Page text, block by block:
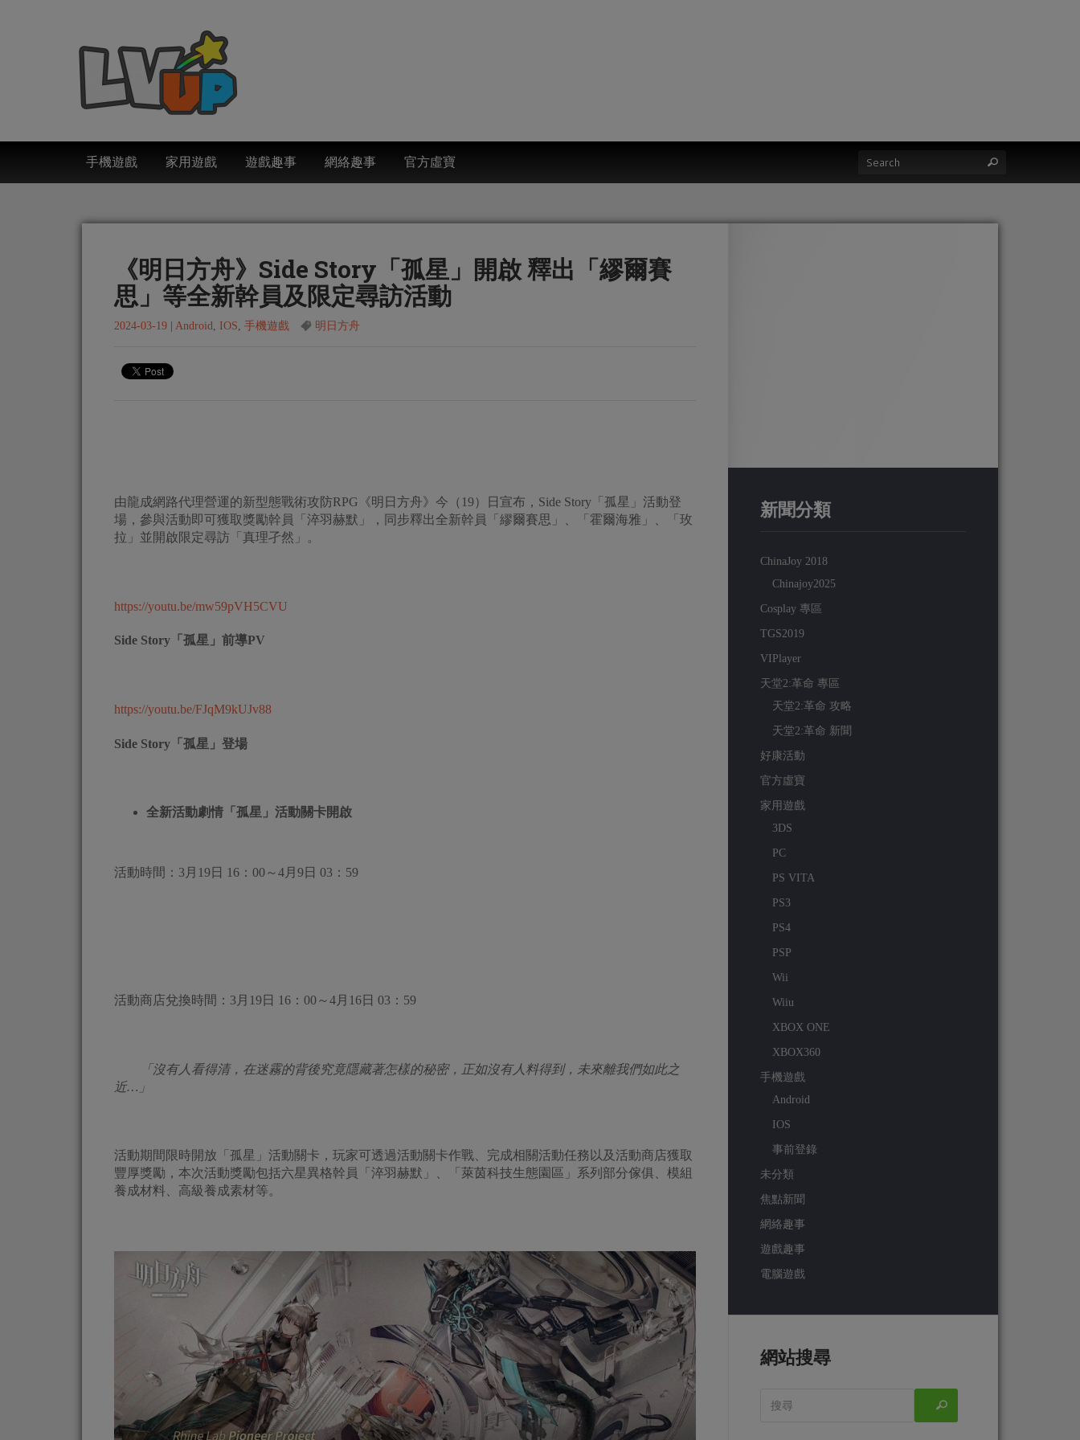
手機遊戲 家用遊戲 遊戲趣事 網絡趣事 官方虛寶
《明日方舟》Side Story「孤星」開啟 釋出「繆爾賽
思」等全新幹員及限定尋訪活動
2024-03-19 Android, IOS, 手機遊戲 明日方舟
由龍成網路代理營運的新型態戰術攻防RPG《明日方舟》今（19）日宣布，Side Story「孤星」活動登
場，參與活動即可獲取獎勵幹員「淬羽赫默」，同步釋出全新幹員「繆爾賽思」、「霍爾海雅」、「玫
拉」並開啟限定尋訪「真理孑然」。
https://youtu.be/mw59pVH5CVU
Side Story 「孤星」前導PV
https://youtu.be/FJqM9kUJv88
Side Story 「孤星」登場
全新活動劇情「孤星」活動關卡開啟
活動時間：3月19日 16：00～4月9日 03：59
活動商店兌換時間：3月19日 16：00～4月16日 03：59
「沒有人看得清，在迷霧的背後究竟隱藏著怎樣的秘密，正如沒有人料得到，未來離我們如此之
近… 」
活動期間限時開放「孤星」活動關卡，玩家可透過活動關卡作戰、完成相關活動任務以及活動商店獲取
豐厚獎勵，本次活動獎勵包括六星異格幹員「淬羽赫默」、「萊茵科技生態園區」系列部分傢俱、模組
養成材料、高級養成素材等。
新聞分類
ChinaJoy 2018
Chinajoy2025
Cosplay 專區
TGS2019
VIPlayer
天堂2:革命 專區
天堂2:革命 攻略
天堂2:革命 新聞
好康活動
官方虛寶
家用遊戲
3DS
PC
PS VITA
PS3
PS4
PSP
Wii
Wiiu
XBOX ONE
XBOX360
手機遊戲
Android
IOS
事前登錄
未分類
焦點新聞
網絡趣事
遊戲趣事
電腦遊戲
網站搜尋